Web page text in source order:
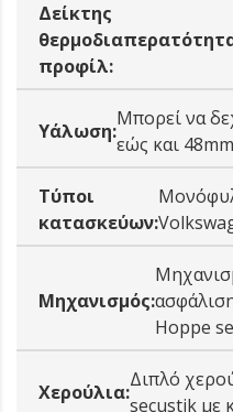
Δείκτης
προφίλ:
Υάλωση:
Μπορεί να
εώς και
Tύποι
κατασκεύων:
Μηχανισμός:
Hoppe
Χερούλια:
Διπλό
secustik με